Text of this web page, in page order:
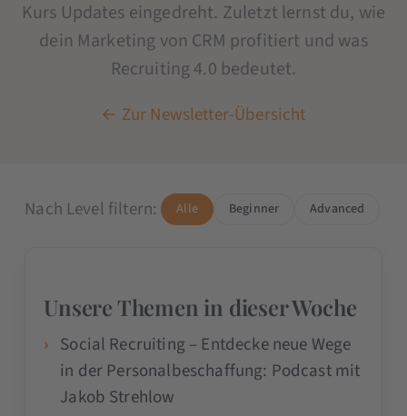
Kurs Updates eingedreht. Zuletzt lernst du, wie
dein Marketing von CRM profitiert und was
Recruiting 4.0 bedeutet.
← Zur Newsletter-Übersicht
Nach Level filtern: Alle Beginner Advanced
Unsere Themen in dieser Woche
Social Recruiting – Entdecke neue Wege
in der Personalbeschaffung: Podcast mit
Jakob Strehlow